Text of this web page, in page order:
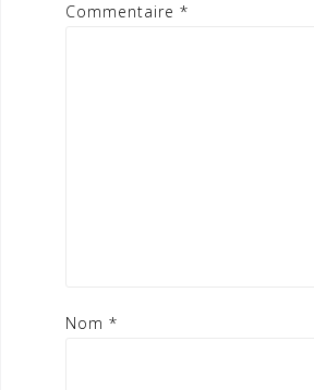
Commentaire *
Nom *